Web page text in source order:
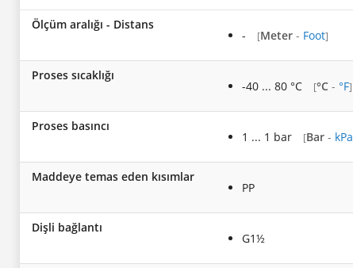
Ölçüm aralığı - Distans
- [Meter- Foot]
Proses sıcaklığı
-40 ... 80 °C [°C- °F]
Proses basıncı
1 ... 1 bar [Bar- kPa
Maddeye temas eden kısımlar
PP
Dişli bağlantı
G1½